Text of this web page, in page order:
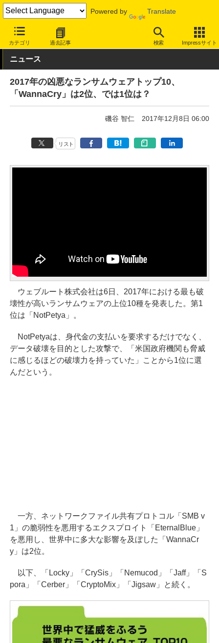
Powered by Translate
カテゴリ 過去記事 検索 Impressサイト
INTERNET Watch トピック ウイルス/マルウェア
ニュース
2017年の凶悪なランサムウェアトップ10、
「WannaCry」は2位、では1位は？
磯谷 智仁 2017年12月8日 06:00
リスト
ウェブルート株式会社は6日、2017年における最も破
壊性が高いランサムウェアの上位10種を発表した。第1
位は「NotPetya」。
NotPetyaは、身代金の支払いを要求するだけでなく、
データ破壊を目的とした攻撃で、「米国政府機関も脅威
に感じるほどの破壊力を持っていた」ことから1位に選
んだという。
一方、ネットワークファイル共有プロトコル「SMB v
1」の脆弱性を悪用するエクスプロイト「EternalBlue」
を悪用し、世界中に多大な影響を及ぼした「WannaCr
y」は2位。
以下、「Locky」「CrySis」「Nemucod」「Jaff」「S
pora」「Cerber」「CryptoMix」「Jigsaw」と続く。